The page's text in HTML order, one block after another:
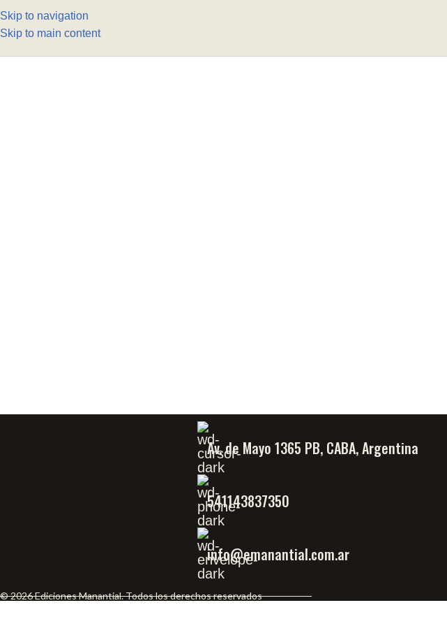
Skip to navigation
Skip to main content
Av. de Mayo 1365 PB, CABA, Argentina
541143837350
info@emanantial.com.ar
© 2026 Ediciones Manantial. Todos los derechos reservados